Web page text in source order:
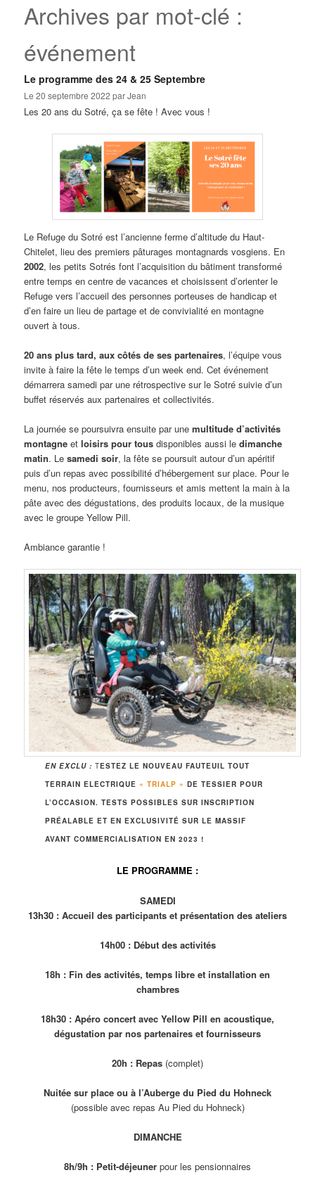
Archives par mot-clé :
événement
Le programme des 24 & 25 Septembre
Le20 septembre 2022 parJean
Les 20 ans du Sotré, ça se fête ! Avec vous !
Le Refuge du Sotré est l’ancienne ferme d’altitude du Haut-
Chitelet, lieu des premiers pâturages montagnards vosgiens. En
2002, les petits Sotrés font l’acquisition du bâtiment transformé
entre temps en centre de vacances et choisissent d’orienter le
Refuge vers l’accueil des personnes porteuses de handicap et
d’en faire un lieu de partage et de convivialité en montagne
ouvert à tous.
20 ans plus tard, aux côtés de ses partenaires, l’équipe vous
invite à faire la fête le temps d’un week end. Cet événement
démarrera samedi par une rétrospective sur le Sotré suivie d’un
buffet réservés aux partenaires et collectivités.
La journée se poursuivra ensuite par unemultitude d’activités
montagne etloisirs pour tous disponibles aussi ledimanche
matin. Lesamedi soir, la fête se poursuit autour d’un apéritif
puis d’un repas avec possibilité d’hébergement sur place. Pour le
menu, nos producteurs, fournisseurs et amis mettent la main à la
pâte avec des dégustations, des produits locaux, de la musique
avec le groupe Yellow Pill.
Ambiance garantie !
EN EXCLU : TESTEZ LE NOUVEAU FAUTEUIL TOUT
TERRAIN ELECTRIQUE « TRIALP » DE TESSIER POUR
L’OCCASION. TESTS POSSIBLES SUR INSCRIPTION
PRÉALABLE ET EN EXCLUSIVITÉ SUR LE MASSIF
AVANT COMMERCIALISATION EN 2023 !
LE PROGRAMME :
SAMEDI
13h30 : Accueil des participants et présentation des ateliers
14h00 : Début des activités
18h : Fin des activités, temps libre et installation en
chambres
18h30 : Apéro concert avec Yellow Pill en acoustique,
dégustation par nos partenaires et fournisseurs
20h : Repas (complet)
Nuitée sur place ou à l’Auberge du Pied du Hohneck
(possible avec repas Au Pied du Hohneck)
DIMANCHE
8h/9h : Petit-déjeuner pour les pensionnaires